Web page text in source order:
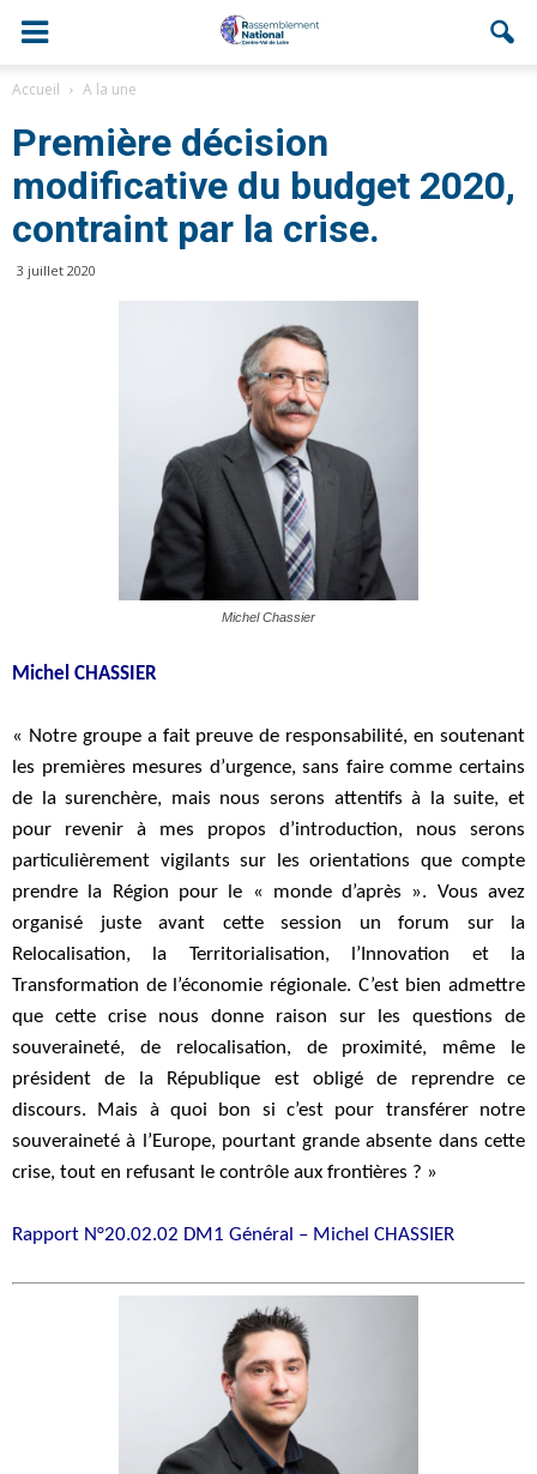
Accueil A la une
Première décision
modificative du budget 2020,
contraint par la crise.
3 juillet 2020
Michel Chassier
Michel CHASSIER
« Notre groupe a fait preuve de responsabilité, en soutenant
les premières mesures d’urgence, sans faire comme certains
de la surenchère, mais nous serons attentifs à la suite, et
pour revenir à mes propos d’introduction, nous serons
particulièrement vigilants sur les orientations que compte
prendre la Région pour le « monde d’après ». Vous avez
organisé juste avant cette session un forum sur la
Relocalisation, la Territorialisation, l’Innovation et la
Transformation de l’économie régionale. C’est bien admettre
que cette crise nous donne raison sur les questions de
souveraineté, de relocalisation, de proximité, même le
président de la République est obligé de reprendre ce
discours. Mais à quoi bon si c’est pour transférer notre
souveraineté à l’Europe, pourtant grande absente dans cette
crise, tout en refusant le contrôle aux frontières ? »
Rapport N°20.02.02 DM1 Général – Michel CHASSIER